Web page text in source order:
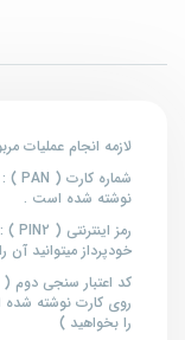
لازمه انجام عملیات
نوشته شده است .
خودپرداز میتوانید آن
روی کارت نوشته
را بخواهید )